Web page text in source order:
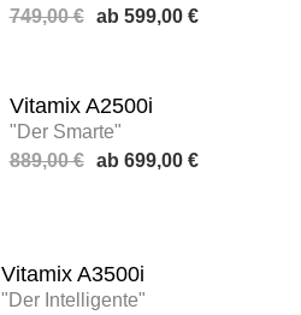
749,00 €
599,00 €
Vitamix A2500i
"Der Smarte"
889,00 €
699,00 €
Vitamix A3500i
"Der Intelligente"